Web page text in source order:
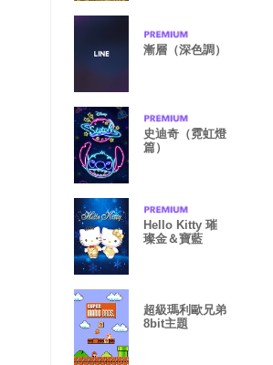
漸層（深色調）
史迪奇（霓虹燈
篇）
Hello Kitty 璀
璨金＆寶藍
超級瑪利歐兄弟
8bit主題